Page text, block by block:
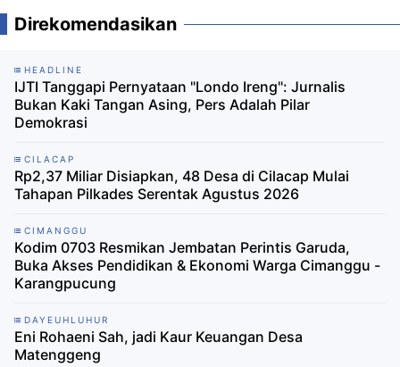
Direkomendasikan
HEADLINE
IJTI Tanggapi Pernyataan "Londo Ireng": Jurnalis
Bukan Kaki Tangan Asing, Pers Adalah Pilar
Demokrasi
CILACAP
Rp2,37 Miliar Disiapkan, 48 Desa di Cilacap Mulai
Tahapan Pilkades Serentak Agustus 2026
CIMANGGU
Kodim 0703 Resmikan Jembatan Perintis Garuda,
Buka Akses Pendidikan & Ekonomi Warga Cimanggu -
Karangpucung
DAYEUHLUHUR
Eni Rohaeni Sah, jadi Kaur Keuangan Desa
Matenggeng